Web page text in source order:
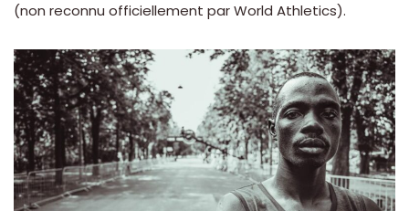
(non reconnu officiellement par World Athletics).